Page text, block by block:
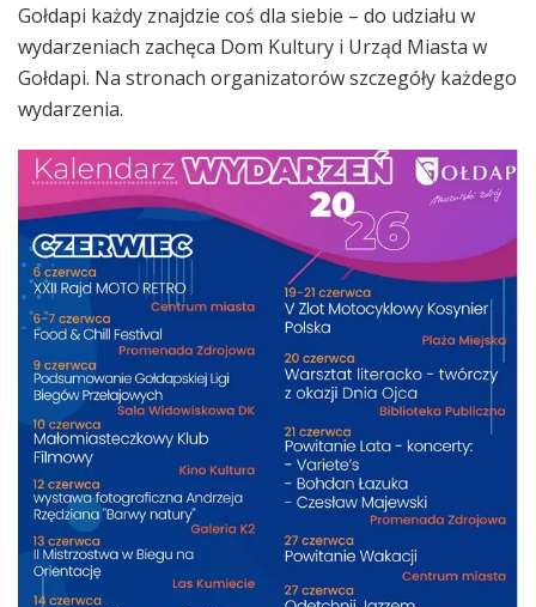
Gołdapi każdy znajdzie coś dla siebie – do udziału w
wydarzeniach zachęca Dom Kultury i Urząd Miasta w
Gołdapi. Na stronach organizatorów szczegóły każdego
wydarzenia.